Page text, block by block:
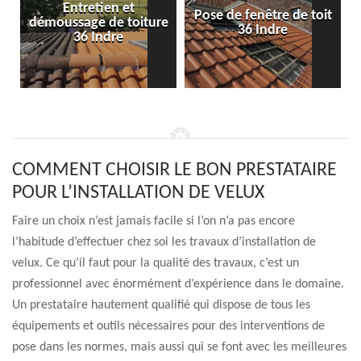
Entretien et
démoussage de toiture
36 Indre
Pose de fenêtre de toit
36 Indre
COMMENT CHOISIR LE BON PRESTATAIRE
POUR L’INSTALLATION DE VELUX
Faire un choix n’est jamais facile si l’on n’a pas encore
l’habitude d’effectuer chez soi les travaux d’installation de
velux. Ce qu’il faut pour la qualité des travaux, c’est un
professionnel avec énormément d’expérience dans le domaine.
Un prestataire hautement qualifié qui dispose de tous les
équipements et outils nécessaires pour des interventions de
pose dans les normes, mais aussi qui se font avec les meilleures